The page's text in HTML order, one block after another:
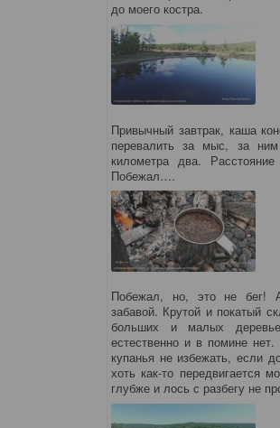
до моего костра.
Привычный завтрак, каша
перевалить за мыс, за
километра два.
Побежал….
Побежал, но, это не бег!
забавой. Крутой и покатый
больших и малых
естественно и в помине
купанья не избежать, если
хоть как-то передвигается
глубже и лось с разбегу не